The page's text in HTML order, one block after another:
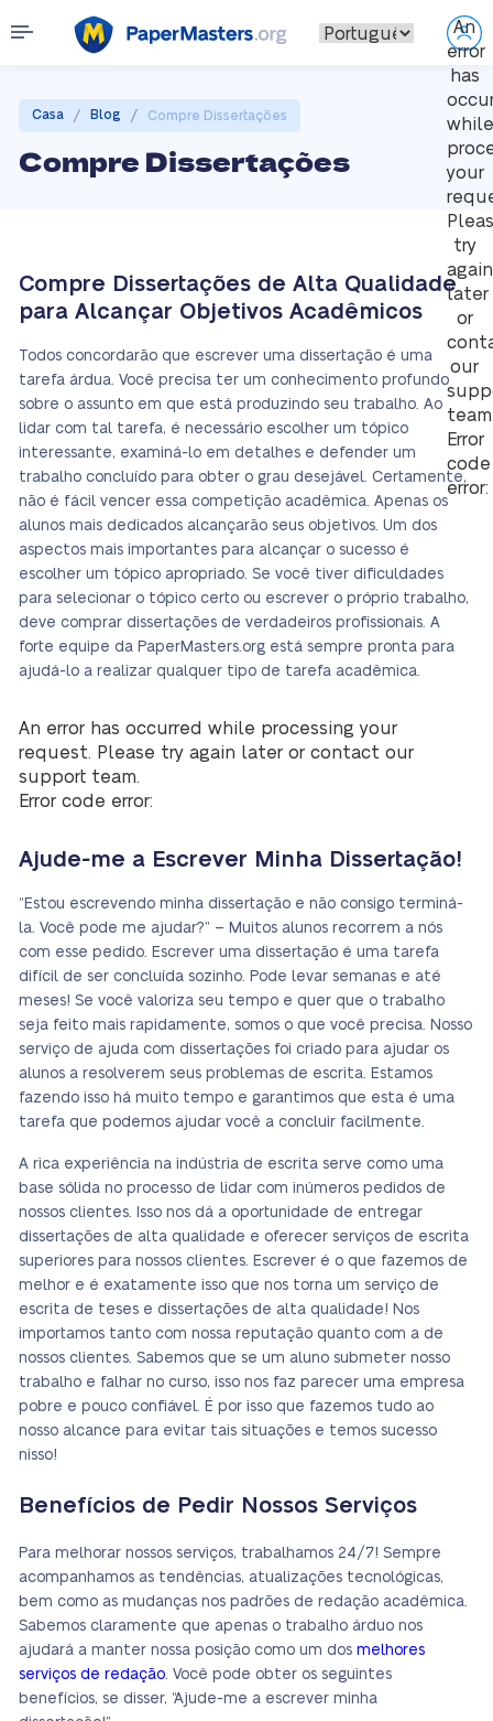
An
error
has
while
your
try
again
later
or
our
Error
code
error:
Casa / Blog / Compre Dissertações
Compre Dissertações
Compre Dissertações de Alta Qualidade
para Alcançar Objetivos Acadêmicos
Todos concordarão que escrever uma dissertação é uma
tarefa árdua. Você precisa ter um conhecimento profundo
sobre o assunto em que está produzindo seu trabalho. Ao
lidar com tal tarefa, é necessário escolher um tópico
interessante, examiná-lo em detalhes e defender um
trabalho concluído para obter o grau desejável. Certamente,
não é fácil vencer essa competição acadêmica. Apenas os
alunos mais dedicados alcançarão seus objetivos. Um dos
aspectos mais importantes para alcançar o sucesso é
escolher um tópico apropriado. Se você tiver dificuldades
para selecionar o tópico certo ou escrever o próprio trabalho,
deve comprar dissertações de verdadeiros profissionais. A
forte equipe da PaperMasters.org está sempre pronta para
ajudá-lo a realizar qualquer tipo de tarefa acadêmica.
An error has occurred while processing your
request. Please try again later or contact our
support team.
Error code error:
Ajude-me a Escrever Minha Dissertação!
“Estou escrevendo minha dissertação e não consigo terminá-
la. Você pode me ajudar?” – Muitos alunos recorrem a nós
com esse pedido. Escrever uma dissertação é uma tarefa
difícil de ser concluída sozinho. Pode levar semanas e até
meses! Se você valoriza seu tempo e quer que o trabalho
seja feito mais rapidamente, somos o que você precisa. Nosso
serviço de ajuda com dissertações foi criado para ajudar os
alunos a resolverem seus problemas de escrita. Estamos
fazendo isso há muito tempo e garantimos que esta é uma
tarefa que podemos ajudar você a concluir facilmente.
A rica experiência na indústria de escrita serve como uma
base sólida no processo de lidar com inúmeros pedidos de
nossos clientes. Isso nos dá a oportunidade de entregar
dissertações de alta qualidade e oferecer serviços de escrita
superiores para nossos clientes. Escrever é o que fazemos de
melhor e é exatamente isso que nos torna um serviço de
escrita de teses e dissertações de alta qualidade! Nos
importamos tanto com nossa reputação quanto com a de
nossos clientes. Sabemos que se um aluno submeter nosso
trabalho e falhar no curso, isso nos faz parecer uma empresa
pobre e pouco confiável. É por isso que fazemos tudo ao
nosso alcance para evitar tais situações e temos sucesso
nisso!
Benefícios de Pedir Nossos Serviços
Para melhorar nossos serviços, trabalhamos 24/7! Sempre
acompanhamos as tendências, atualizações tecnológicas,
bem como as mudanças nos padrões de redação acadêmica.
Sabemos claramente que apenas o trabalho árduo nos
ajudará a manter nossa posição como um dos melhores
serviços de redação. Você pode obter os seguintes
benefícios, se disser, “Ajude-me a escrever minha